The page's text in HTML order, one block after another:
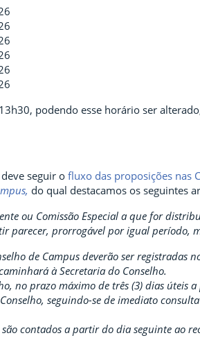
podendo esse horário ser
seguir ofluxo das proposições nas
do qual destacamos os seguintes
ou Comissão Especial a que for
parecer, prorrogável por igual período,
de Campus deverão ser registradas
à Secretaria do Conselho.
no prazo máximo de três (3) dias úteis
seguindo-se de imediato
contados a partir do dia seguinte ao